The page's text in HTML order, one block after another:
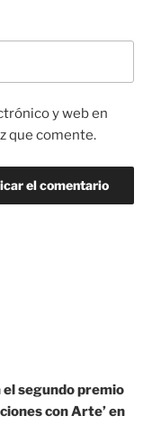
y web en
que comente.
el segundo premio
con Arte’ en